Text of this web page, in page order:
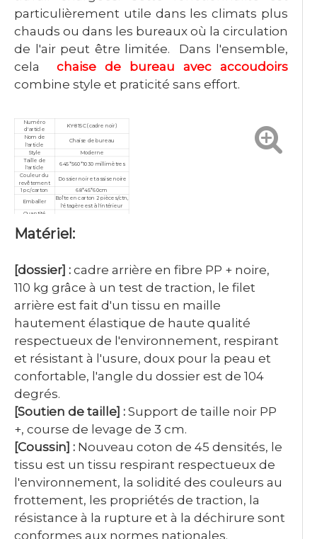
particulièrement utile dans les climats plus
chauds ou dans les bureaux où la circulation
de l'air peut être limitée. Dans l'ensemble,
cela chaise de bureau avec accoudoirs
combine style et praticité sans effort.
Numéro
d'article
KY-815C (cadre noir)
Nom de
l'article
Chaise de bureau
Style
Moderne
Taille de
l'article
645*560*1030 millimètres
Couleur du
revêtement
Dossier noir et assise noire
1 pc/carton
68*45*60cm
Emballer
Boîte en carton 2 pièces/ctn,
l'étagère est à l'intérieur
Quantité
commande
Garantie
Matériel:
[dossier] : cadre arrière en fibre PP + noire,
110 kg grâce à un test de traction, le filet
arrière est fait d'un tissu en maille
hautement élastique de haute qualité
respectueux de l'environnement, respirant
et résistant à l'usure, doux pour la peau et
confortable, l'angle du dossier est de 104
degrés.
[Soutien de taille] : Support de taille noir PP
+, course de levage de 3 cm.
[Coussin] : Nouveau coton de 45 densités, le
tissu est un tissu respirant respectueux de
l'environnement, la solidité des couleurs au
frottement, les propriétés de traction, la
résistance à la rupture et à la déchirure sont
conformes aux normes nationales.